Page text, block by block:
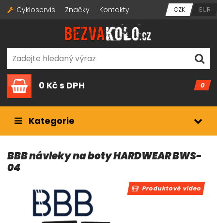
Cykloservis Značky Kontakty CZK EUR
0
0 Kčs DPH
Kategorie
BBB návleky na boty HARDWEAR BWS-
04
Produktové video